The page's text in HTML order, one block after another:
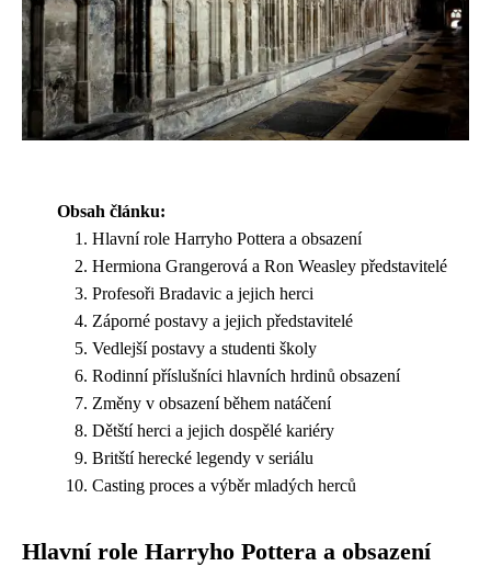
Obsah článku:
Hlavní role Harryho Pottera a obsazení
Hermiona Grangerová a Ron Weasley představitelé
Profesoři Bradavic a jejich herci
Záporné postavy a jejich představitelé
Vedlejší postavy a studenti školy
Rodinní příslušníci hlavních hrdinů obsazení
Změny v obsazení během natáčení
Dětští herci a jejich dospělé kariéry
Britští herecké legendy v seriálu
Casting proces a výběr mladých herců
Hlavní role Harryho Pottera a obsazení